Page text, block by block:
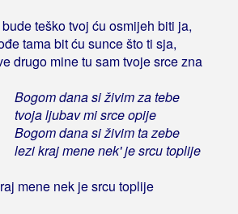
teško tvoj ću osmijeh biti ja,
tama bit ću sunce što ti sja,
drugo mine tu sam tvoje srce zna
Bogom dana si živim za tebe
tvoja ljubav mi srce opije
Bogom dana si živim ta zebe
lezi kraj mene nek' je srcu toplije
mene nek je srcu toplije